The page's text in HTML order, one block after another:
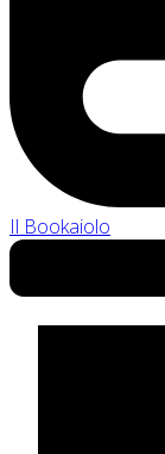
Il Bookaiolo